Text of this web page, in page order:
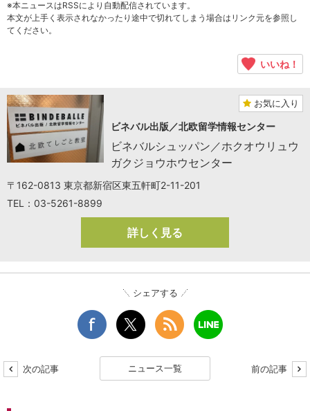
※本ニュースはRSSにより自動配信されています。
本文が上手く表示されなかったり途中で切れてしまう場合はリンク元を参照し
てください。
いいね！
お気に入り
ビネバル出版／北欧留学情報センター
ビネバルシュッパン／ホクオウリュウ
ガクジョウホウセンター
〒162-0813 東京都新宿区東五軒町2-11-201
TEL：03-5261-8899
詳しく見る
シェアする
次の記事 ニュース一覧 前の記事